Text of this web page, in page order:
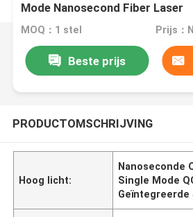
Mode Nanosecond Fiber Laser
MOQ：1 stel Prijs：
Beste prijs
PRODUCTOMSCHRIJVING
Hoog licht:
Nanoseconde
Single Mode
Geïntegreerde